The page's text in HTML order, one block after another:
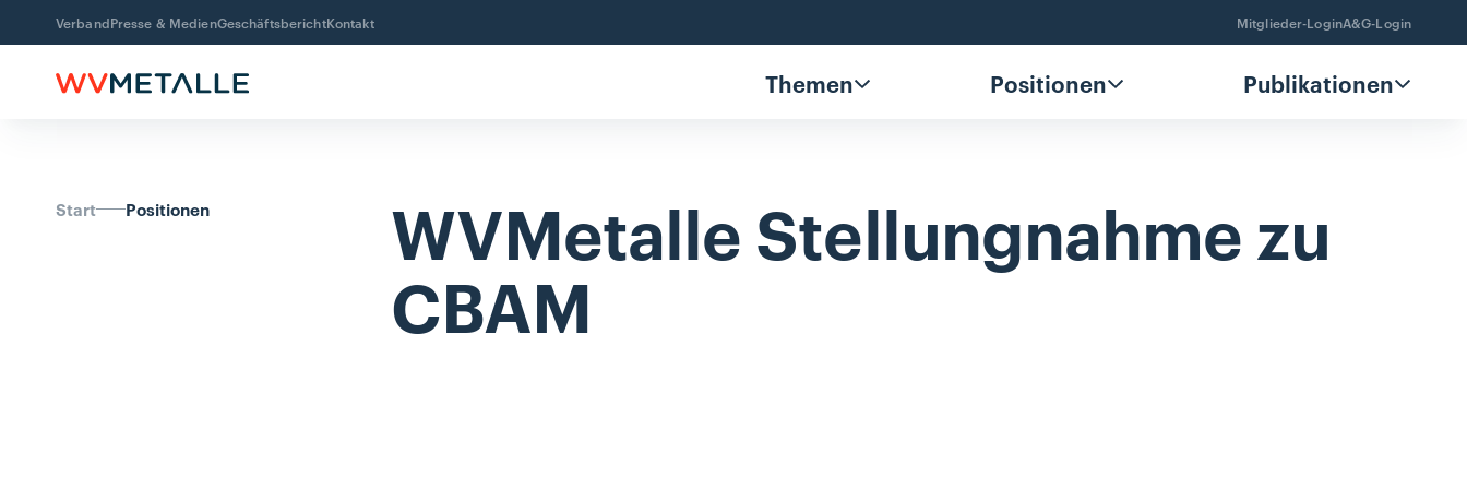
VerbandPresse & MedienGeschäftsberichtKontakt Mitglieder-LoginA&G-Login
Themen Positionen Publikationen
Start Positionen WVMetalleStellungnahmezu
CBAM